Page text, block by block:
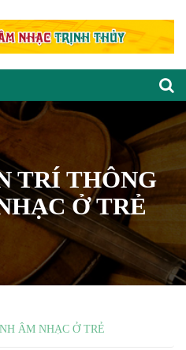
TRÍ THÔNG
Ở TRẺ
ÂM NHẠC Ở TRẺ